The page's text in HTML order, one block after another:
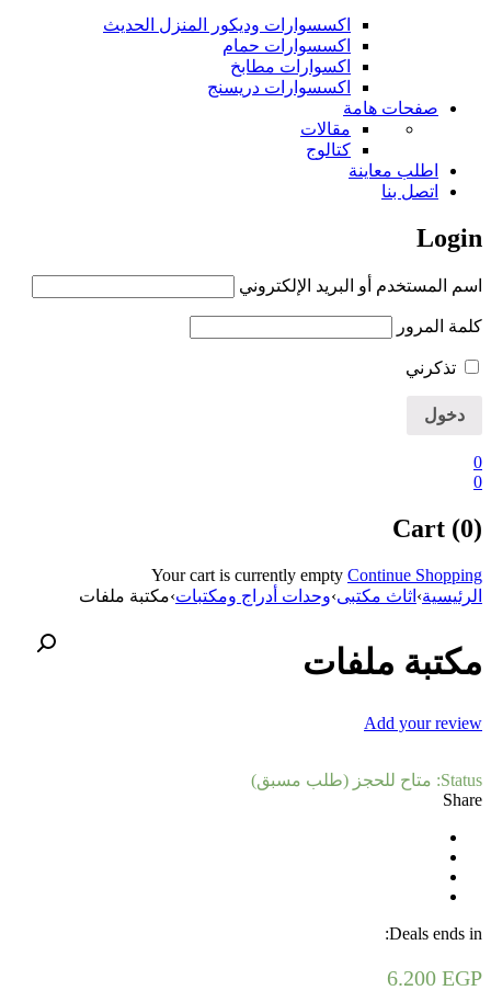
اكسسوارات وديكور المنزل الحديث
اكسسوارات حمام
اكسوارات مطابخ
اكسسوارات دريسنج
صفحات هامة
مقالات
كتالوج
اطلب معاينة
اتصل بنا
Login
اسم المستخدم أو البريد الإلكتروني
كلمة المرور
تذكرني
0
0
Cart (0)
Your cart is currently empty Continue Shopping
الرئيسية› اثاث مكتبى›وحدات أدراج ومكتبات›مكتبة ملفات
مكتبة ملفات
Add your review
Status: متاح للحجز (طلب مسبق)
Share
Deals ends in:
6.200 EGP